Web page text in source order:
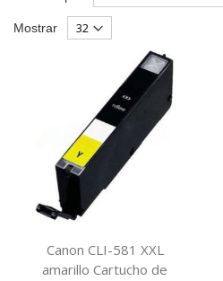
Mostrar
Canon CLI-581 XXL
amarillo Cartucho de